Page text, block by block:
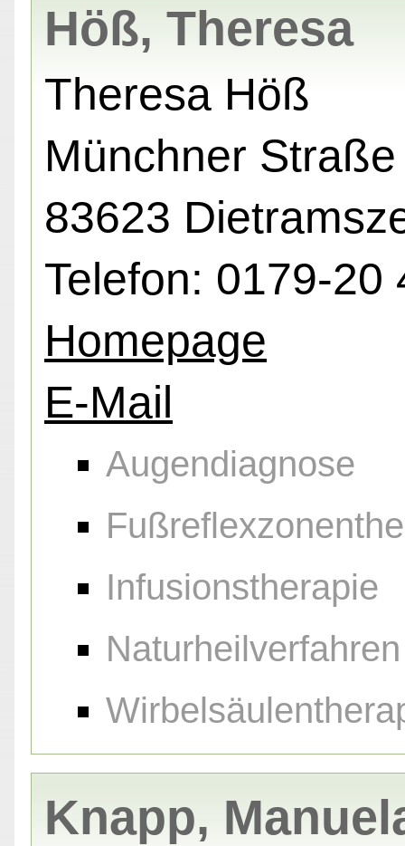
Höß, Theresa
Theresa Höß
Münchner
83623
Telefon: 0179-20
Homepage
E-Mail
Augendiagnose
Infusionstherapie
Naturheilverfahren
Knapp,